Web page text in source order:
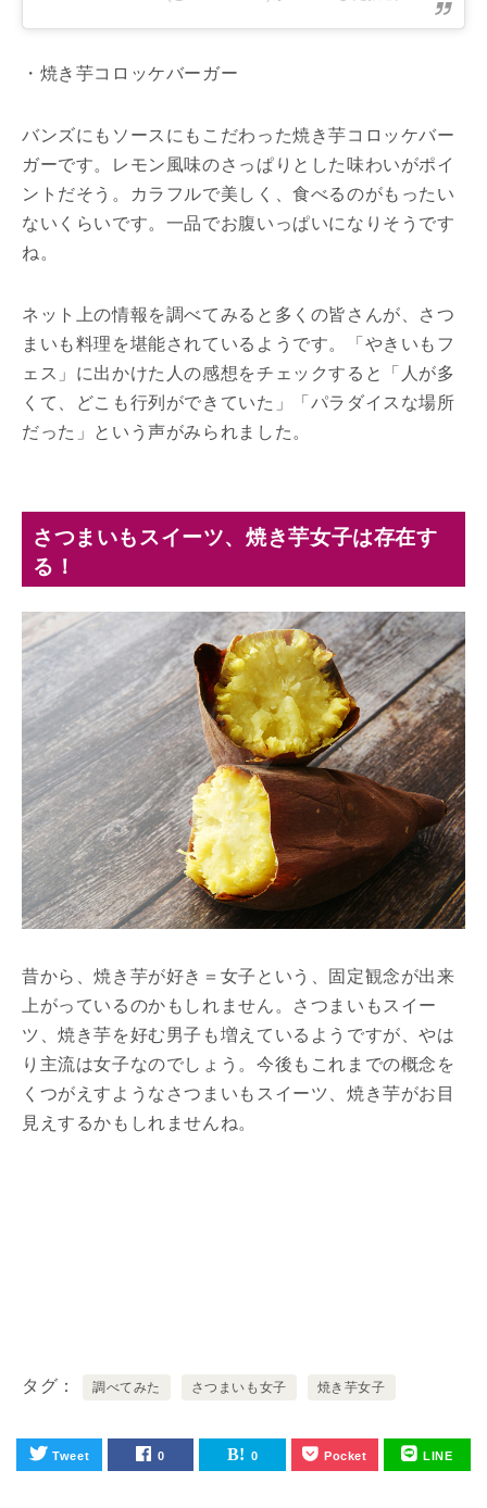
・焼き芋コロッケバーガー
バンズにもソースにもこだわった焼き芋コロッケバー
ガーです。レモン風味のさっぱりとした味わいがポイ
ントだそう。カラフルで美しく、食べるのがもったい
ないくらいです。一品でお腹いっぱいになりそうです
ね。
ネット上の情報を調べてみると多くの皆さんが、さつ
まいも料理を堪能されているようです。「やきいもフ
ェス」に出かけた人の感想をチェックすると「人が多
くて、どこも行列ができていた」「パラダイスな場所
だった」という声がみられました。
さつまいもスイーツ、焼き芋女子は存在す
る！
昔から、焼き芋が好き＝女子という、固定観念が出来
上がっているのかもしれません。さつまいもスイー
ツ、焼き芋を好む男子も増えているようですが、やは
り主流は女子なのでしょう。今後もこれまでの概念を
くつがえすようなさつまいもスイーツ、焼き芋がお目
見えするかもしれませんね。
タグ 調べてみた さつまいも女子 焼き芋女子
Tweet 0 0 Pocket LINE